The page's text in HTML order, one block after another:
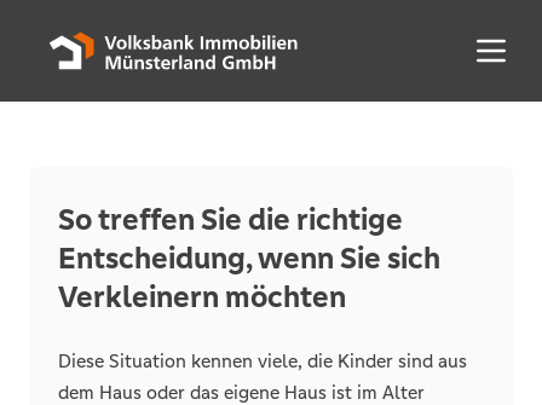
Menü
So treffen Sie die richtige
Entscheidung, wenn Sie sich
Verkleinern möchten
Diese Situation kennen viele, die Kinder sind aus
dem Haus oder das eigene Haus ist im Alter